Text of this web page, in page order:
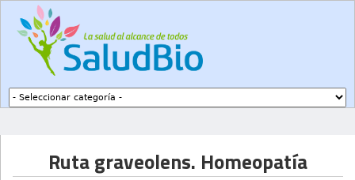
Ruta graveolens. Homeopatía